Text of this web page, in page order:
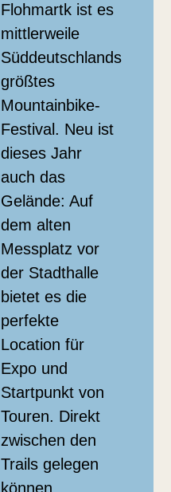
Flohmartk ist es
mittlerweile
Süddeutschlands
größtes
Mountainbike-
Festival. Neu ist
dieses Jahr
auch das
Gelände: Auf
dem alten
Messplatz vor
der Stadthalle
bietet es die
perfekte
Location für
Expo und
Startpunkt von
Touren. Direkt
zwischen den
Trails gelegen
können